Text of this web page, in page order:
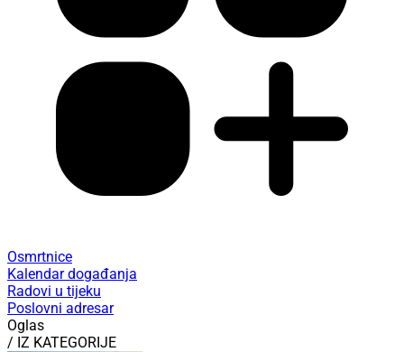
Osmrtnice
Kalendar događanja
Radovi u tijeku
Poslovni adresar
Oglas
/ IZ KATEGORIJE